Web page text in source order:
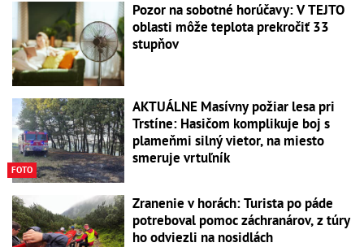
Pozor na sobotné horúčavy: V TEJTO
oblasti môže teplota prekročiť 33
stupňov
FOTO
AKTUÁLNE Masívny požiar lesa pri
Trstíne: Hasičom komplikuje boj s
plameňmi silný vietor, na miesto
smeruje vrtuľník
Zranenie v horách: Turista po páde
potreboval pomoc záchranárov, z túry
ho odviezli na nosidlách